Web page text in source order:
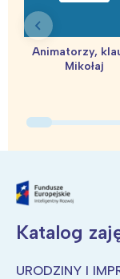
Animatorzy,
Mikołaj
Katalog
URODZINY I